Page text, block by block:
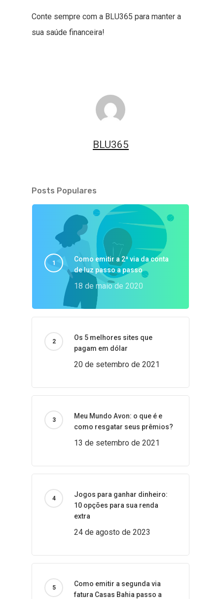
Conte sempre com a BLU365 para manter a
sua saúde financeira!
BLU365
Posts Populares
Como emitir a 2ª via da conta
de luz passo a passo
18 de maio de 2020
Os 5 melhores sites que
pagam em dólar
20 de setembro de 2021
Meu Mundo Avon: o que é e
como resgatar seus prêmios?
13 de setembro de 2021
Jogos para ganhar dinheiro:
10 opções para sua renda
extra
24 de agosto de 2023
Como emitir a segunda via
fatura Casas Bahia passo a